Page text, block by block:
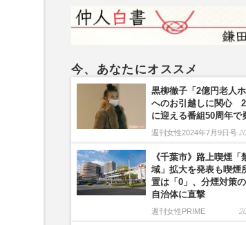
今、あなたにオススメ
黒柳徹子「2億円老人ホ
へのお引越しに関心
に迎える番組50周年で
週刊女性2024年7月9日号
《千葉市》路上喫煙「
域」拡大を発表も喫煙
置は「0」、分煙対策
自治体に直撃
週刊女性PRIME